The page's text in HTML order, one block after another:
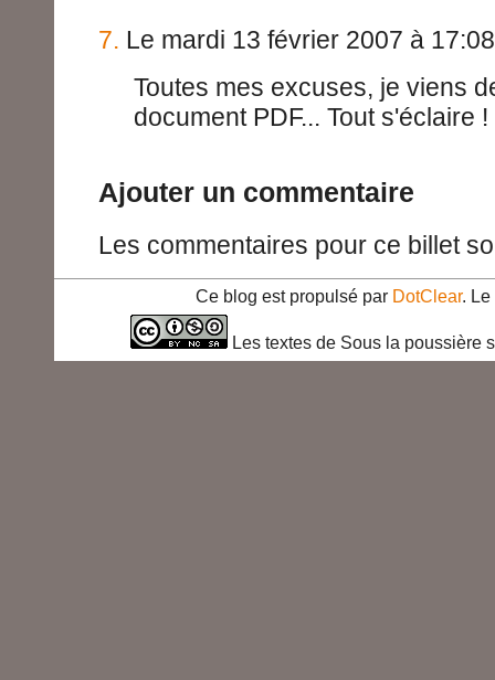
7. Le mardi 13 février 2007 à
Toutes mes excuses, je viens
document PDF... Tout s'éclaire
Ajouter un commentaire
Les commentaires pour ce billet
Ce blog est propulsé par DotClear. Le
Les textes de Sous la poussière